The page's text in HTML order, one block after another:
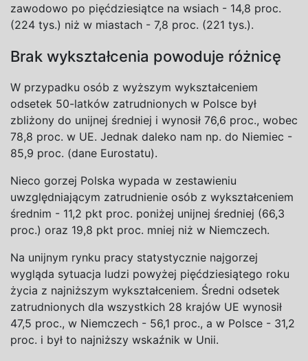
zawodowo po pięćdziesiątce na wsiach - 14,8 proc.
(224 tys.) niż w miastach - 7,8 proc. (221 tys.).
Brak wykształcenia powoduje różnicę
W przypadku osób z wyższym wykształceniem
odsetek 50-latków zatrudnionych w Polsce był
zbliżony do unijnej średniej i wynosił 76,6 proc., wobec
78,8 proc. w UE. Jednak daleko nam np. do Niemiec -
85,9 proc. (dane Eurostatu).
Nieco gorzej Polska wypada w zestawieniu
uwzględniającym zatrudnienie osób z wykształceniem
średnim - 11,2 pkt proc. poniżej unijnej średniej (66,3
proc.) oraz 19,8 pkt proc. mniej niż w Niemczech.
Na unijnym rynku pracy statystycznie najgorzej
wygląda sytuacja ludzi powyżej pięćdziesiątego roku
życia z najniższym wykształceniem. Średni odsetek
zatrudnionych dla wszystkich 28 krajów UE wynosił
47,5 proc., w Niemczech - 56,1 proc., a w Polsce - 31,2
proc. i był to najniższy wskaźnik w Unii.